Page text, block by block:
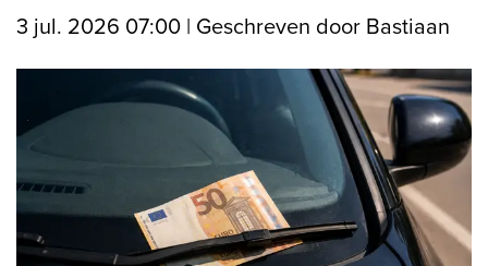
3 jul. 2026 07:00 | Geschreven door Bastiaan